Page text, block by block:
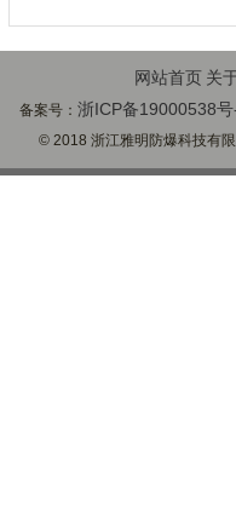
网站首页 关
备案号：浙ICP备19000538
© 2018 浙江雅明防爆科技有